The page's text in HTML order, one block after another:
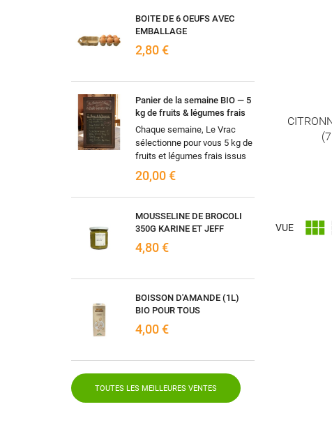
BOITE DE 6 OEUFS AVEC
EMBALLAGE
2,80 €
Panier de la semaine BIO — 5
kg de fruits & légumes frais
Chaque semaine, Le Vrac
sélectionne pour vous 5 kg de
fruits et légumes frais issus
de l'agriculture biologique,
selon les arrivages et la...
20,00 €
MOUSSELINE DE BROCOLI
350G KARINE ET JEFF
4,80 €
BOISSON D'AMANDE (1L)
BIO POUR TOUS
4,00 €
TOUTES LES MEILLEURES VENTES
VUE 